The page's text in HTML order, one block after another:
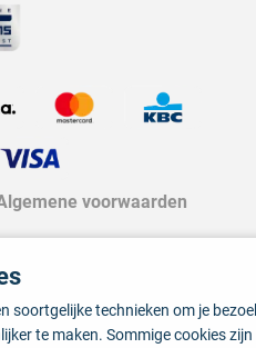
voorwaarden
soortgelijke technieken om je
te maken. Sommige cookies